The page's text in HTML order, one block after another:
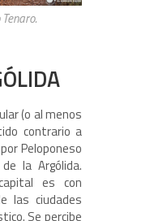
(o al menos
contrario a
Peloponeso
la Argólida.
es con
las ciudades
Se percibe